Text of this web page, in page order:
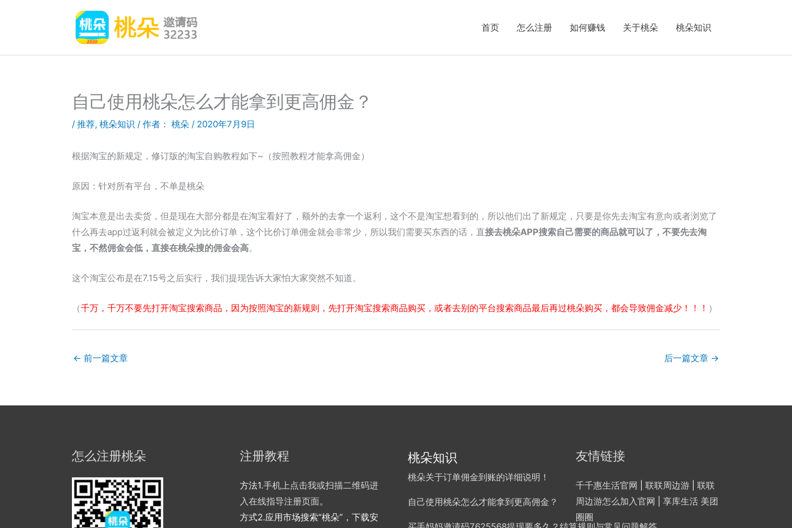
容
首页 怎么注册 如何赚钱 关于桃朵 桃朵知识
自己使用桃朵怎么才能拿到更高佣金？
/ 推荐, 桃朵知识 / 作者： 桃朵 / 2020年7月9日
根据淘宝的新规定，修订版的淘宝自购教程如下~（按照教程才能拿高佣金）
原因：针对所有平台，不单是桃朵
淘宝本意是出去卖货，但是现在大部分都是在淘宝看好了，额外的去拿一个返利，这个不是淘宝想看到的，所以他们出了新规定，只要是你先去淘宝有意向或者浏览了
什么再去app过返利就会被定义为比价订单，这个比价订单佣金就会非常少，所以我们需要买东西的话，直接去桃朵APP搜索自己需要的商品就可以了，不要先去淘
宝，不然佣金会低，直接在桃朵搜的佣金会高。
这个淘宝公布是在7.15号之后实行，我们提现告诉大家怕大家突然不知道。
（千万，千万不要先打开淘宝搜索商品，因为按照淘宝的新规则，先打开淘宝搜索商品购买，或者去别的平台搜索商品最后再过桃朵购买，都会导致佣金减少！！！ ）
← 前一篇文章 后一篇文章 →
怎么注册桃朵 注册教程
方法1.手机上点击我或扫描二维码进
入在线指导注册页面。
方式2.应用市场搜索“桃朵”，下载安
桃朵知识
桃朵关于订单佣金到账的详细说明！
自己使用桃朵怎么才能拿到更高佣金？
友情链接
千千惠生活官网 联联周边游
联联
周边游怎么加入官网
享库生活 美团
圈圈